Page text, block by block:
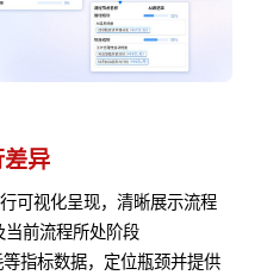
异
可视化呈现，清晰展示流程
当前流程所处阶段
指标数据，定位瓶颈并提供